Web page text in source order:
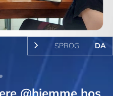
Video
SPROG: DA
@hjemme hos